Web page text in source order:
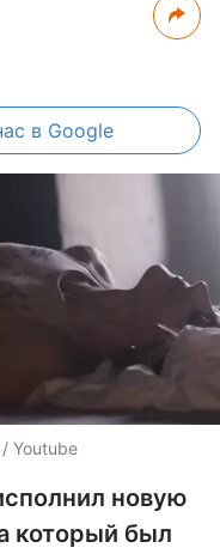
в Google
Youtube
новую
который был